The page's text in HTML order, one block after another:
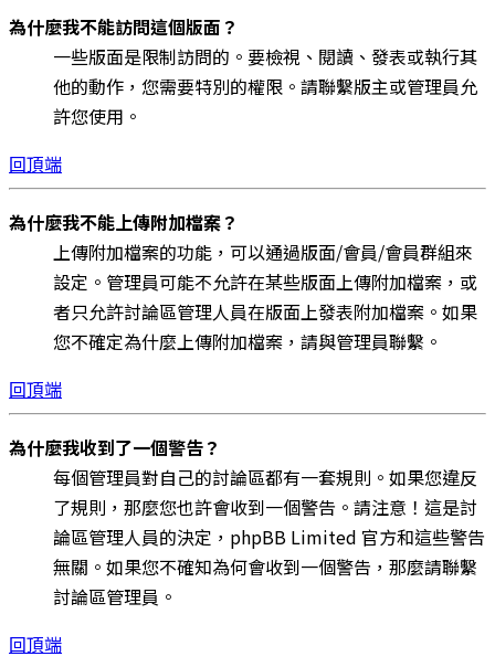
為什麼我不能訪問這個版面？
一些版面是限制訪問的。要檢視、閱讀、發表或執行其
他的動作，您需要特別的權限。請聯繫版主或管理員允
許您使用。
回頂端
為什麼我不能上傳附加檔案？
上傳附加檔案的功能，可以通過版面/會員/會員群組來
設定。管理員可能不允許在某些版面上傳附加檔案，或
者只允許討論區管理人員在版面上發表附加檔案。如果
您不確定為什麼上傳附加檔案，請與管理員聯繫。
回頂端
為什麼我收到了一個警告？
每個管理員對自己的討論區都有一套規則。如果您違反
了規則，那麼您也許會收到一個警告。請注意！這是討
論區管理人員的決定，phpBB Limited 官方和這些警告
無關。如果您不確知為何會收到一個警告，那麼請聯繫
討論區管理員。
回頂端